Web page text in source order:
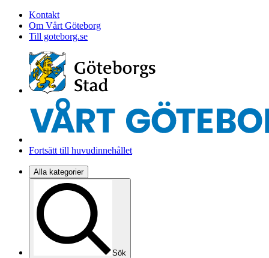
Kontakt
Om Vårt Göteborg
Till goteborg.se
Fortsätt till huvudinnehållet
Alla kategorier
Sök